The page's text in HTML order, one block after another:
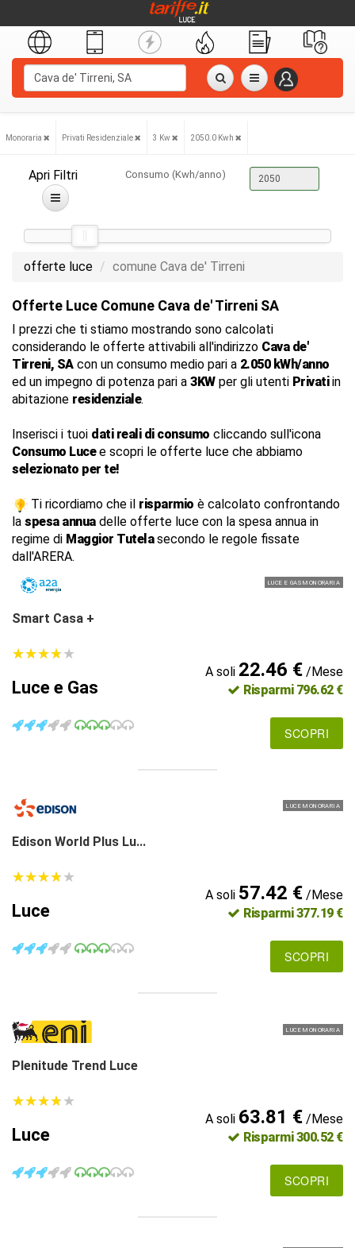
Monoraria Privati Residenziale 3 Kw 2050.0 Kwh
Apri Filtri Consumo (Kwh/anno)
offerte luce comune Cava de' Tirreni
Offerte Luce Comune Cava de' Tirreni SA
I prezzi che ti stiamo mostrando sono calcolati
considerando le offerte attivabili all'indirizzo Cava de'
Tirreni, SAcon un consumo medio pari a 2.050 kWh/anno
ed un impegno di potenza pari a 3KWper gli utenti Privatiin
abitazione residenziale.
Inserisci i tuoi dati reali di consumo cliccando sull'icona
Consumo Lucee scopri le offerte luce che abbiamo
selezionato per te!
Ti ricordiamo che il risparmio è calcolato confrontando
la spesa annuadelle offerte luce con la spesa annua in
regime di Maggior Tutelasecondo le regole fissate
dall'ARERA.
LUCE E GAS MONORARIA
Smart Casa +
★★★★★
★★★★★
Luce e Gas
A soli 22.46 €/Mese
Risparmi 796.62 €
SCOPRI
LUCE MONORARIA
Edison World Plus Lu...
★★★★★
★★★★★
Luce
A soli 57.42 €/Mese
Risparmi 377.19 €
SCOPRI
LUCE MONORARIA
Plenitude Trend Luce
★★★★★
★★★★★
Luce
A soli 63.81 €/Mese
Risparmi 300.52 €
SCOPRI